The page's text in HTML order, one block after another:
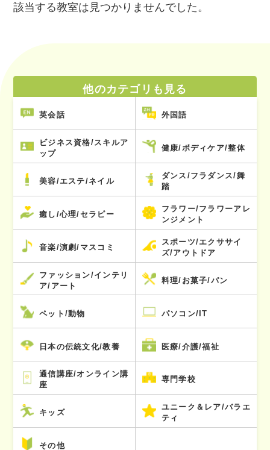
該当する教室は見つかりませんでした。
他のカテゴリも見る
英会話 外国語
ビジネス資格/スキルア
ップ
健康/ボディケア/整体
美容/エステ/ネイル
ダンス/フラダンス/舞
踏
癒し/心理/セラピー
フラワー/フラワーアレ
ンジメント
音楽/演劇/マスコミ
スポーツ/エクササイ
ズ/アウトドア
ファッション/インテリ
ア/アート
料理/お菓子/パン
ペット/動物 パソコン/IT
日本の伝統文化/教養 医療/介護/福祉
通信講座/オンライン講
座
専門学校
キッズ
ユニーク＆レア/バラエ
ティ
その他